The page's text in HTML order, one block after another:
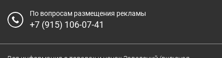
По вопросам размещения рекламы
+7 (915) 106-07-41